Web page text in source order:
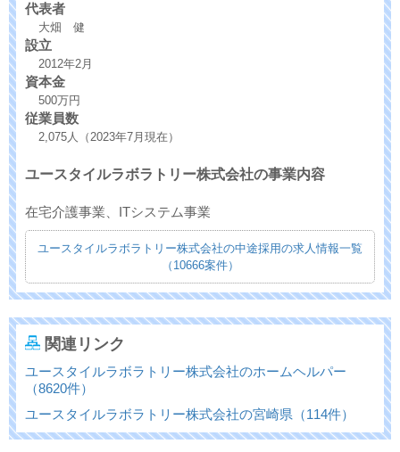
代表者
大畑 健
設立
2012年2月
資本金
500万円
従業員数
2,075人（2023年7月現在）
ユースタイルラボラトリー株式会社の事業内容
在宅介護事業、ITシステム事業
ユースタイルラボラトリー株式会社の中途採用の求人情報一覧
（10666案件）
関連リンク
ユースタイルラボラトリー株式会社のホームヘルパー
（8620件）
ユースタイルラボラトリー株式会社の宮崎県（114件）